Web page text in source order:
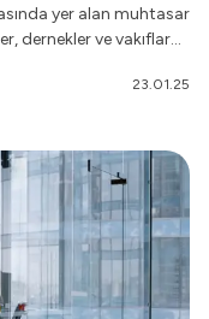
yer alan muhtasar
dernekler ve vakıflar
23.01.25